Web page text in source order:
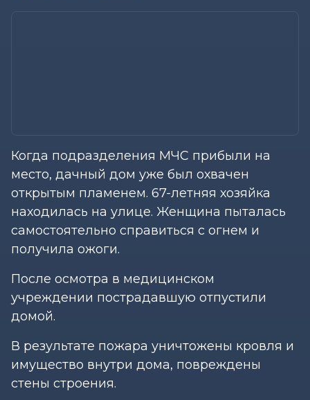
Когда подразделения МЧС прибыли на
место, дачный дом уже был охвачен
открытым пламенем. 67-летняя хозяйка
находилась на улице. Женщина пыталась
самостоятельно справиться с огнем и
получила ожоги.
После осмотра в медицинском
учреждении пострадавшую отпустили
домой.
В результате пожара уничтожены кровля и
имущество внутри дома, повреждены
стены строения.